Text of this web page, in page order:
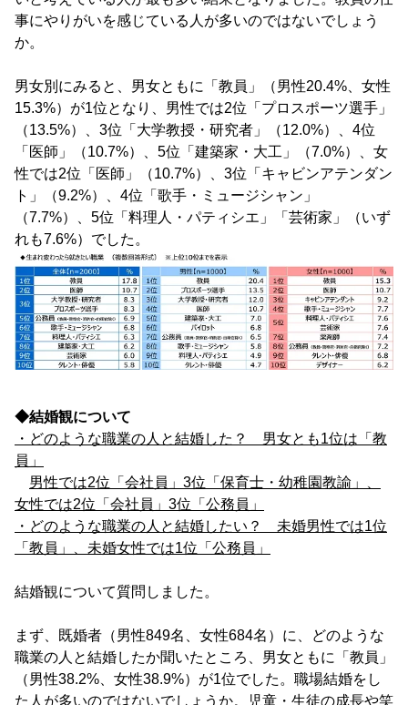
事にやりがいを感じている人が多いのではないでしょう
か。
男女別にみると、男女ともに「教員」（男性20.4%、女性
15.3%）が1位となり、男性では2位「プロスポーツ選手」
（13.5%）、3位「大学教授・研究者」（12.0%）、4位
「医師」（10.7%）、5位「建築家・大工」（7.0%）、女
性では2位「医師」（10.7%）、3位「キャビンアテンダン
ト」（9.2%）、4位「歌手・ミュージシャン」
（7.7%）、5位「料理人・パティシエ」「芸術家」（いず
れも7.6%）でした。
◆結婚観について
・どのような職業の人と結婚した？ 男女とも1位は「教
員」
男性では2位「会社員」3位「保育士・幼稚園教諭」、
女性では2位「会社員」3位「公務員」
・どのような職業の人と結婚したい？ 未婚男性では1位
「教員」、未婚女性では1位「公務員」
結婚観について質問しました。
まず、既婚者（男性849名、女性684名）に、どのような
職業の人と結婚したか聞いたところ、男女ともに「教員」
（男性38.2%、女性38.9%）が1位でした。職場結婚をし
た人が多いのではないでしょうか。児童・生徒の成長や笑